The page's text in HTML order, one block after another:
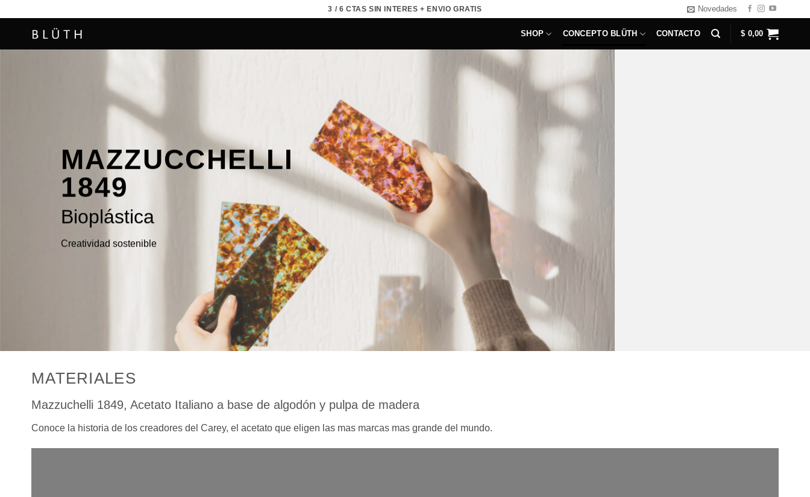
contenido
3 / 6 CTAS SIN INTERES + ENVIO GRATIS Novedades
SHOP CONCEPTO BLÜTH CONTACTO $ 0,00
MAZZUCCHELLI
1849
Bioplástica
Creatividad sostenible
MATERIALES
Mazzuchelli 1849, Acetato Italiano a base de algodón y pulpa de madera
Conoce la historia de los creadores del Carey, el acetato que eligen las mas marcas mas grande del mundo.